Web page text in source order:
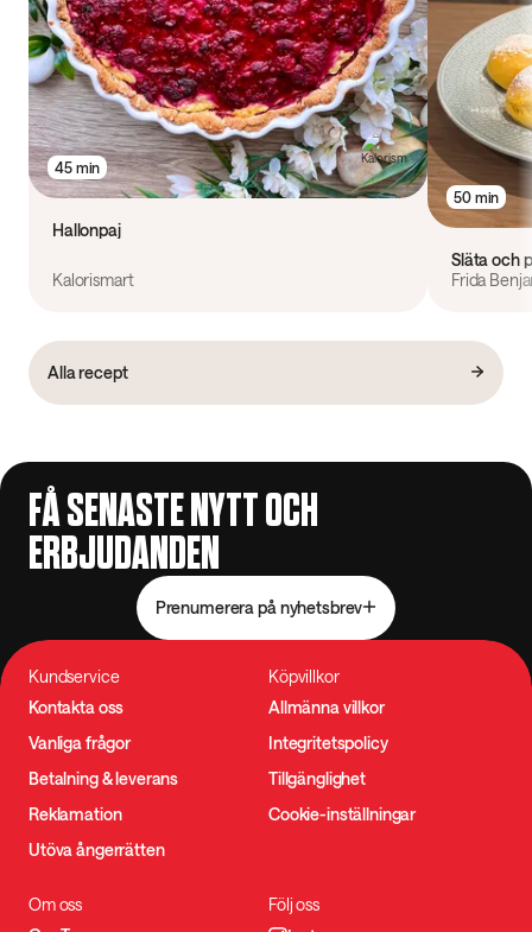
45 min
Hallonpaj
Kalorismart
50 min
Släta och
Frida
Alla recept
FÅ SENASTE NYTT OCH
ERBJUDANDEN
Prenumerera på nyhetsbrev
Kundservice
Kontakta oss
Vanliga frågor
Betalning & leverans
Reklamation
Utöva ångerrätten
Köpvillkor
Allmänna villkor
Integritetspolicy
Tillgänglighet
Cookie-inställningar
Om oss
Följ oss